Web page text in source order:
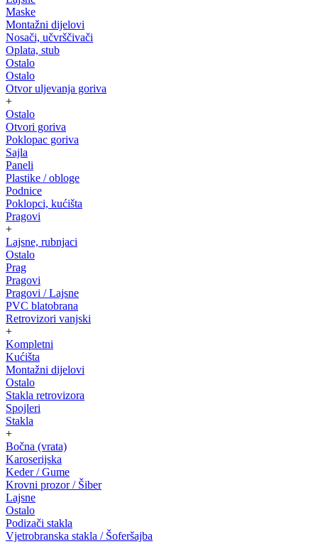
Maske
Montažni dijelovi
Nosači, učvrščivači
Oplata, stub
Ostalo
Ostalo
Otvor uljevanja goriva
+
Ostalo
Otvori goriva
Poklopac goriva
Sajla
Paneli
Plastike / obloge
Podnice
Poklopci, kućišta
Pragovi
+
Lajsne, rubnjaci
Ostalo
Prag
Pragovi
Pragovi / Lajsne
PVC blatobrana
Retrovizori vanjski
+
Kompletni
Kućišta
Montažni dijelovi
Ostalo
Stakla retrovizora
Spojleri
Stakla
+
Bočna (vrata)
Karoserijska
Keder / Gume
Krovni prozor / Šiber
Lajsne
Ostalo
Podizači stakla
Vjetrobranska stakla / Šoferšajba